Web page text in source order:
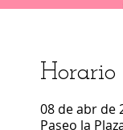
Horario
08 de abr de
Paseo la